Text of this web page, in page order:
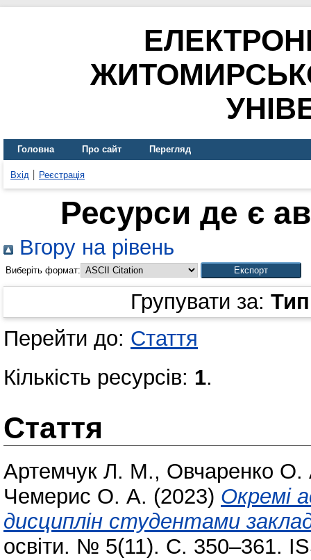
Головна Про сайт Перегляд
Вхід Реєстрація
Ресурси де є
Вгору на рівень
Виберіть формат:
Групувати за:
Перейти до: Стаття
Кількість ресурсів: 1.
Стаття
Артемчук Л. М., Овчаренко О.
Чемерис О. А. (2023) Окремі
дисциплін студентами
освіти. № 5(11). С. 350–361.